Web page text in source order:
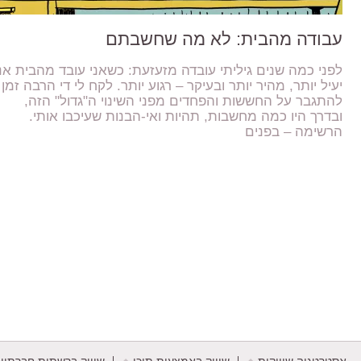
עבודה מהבית: לא מה שחשבתם
לפני כמה שנים גיליתי עובדה מזעזעת: כשאני עובד מהבית
יעיל יותר, מהיר יותר ובעיקר – רגוע יותר. לקח לי די הרבה זמן
להתגבר על החששות והפחדים מפני השינוי ה"גדול" הזה,
ובדרך היו כמה מחשבות, תהיות ואי-הבנות שעיכבו אותי.
הרשימה – בפנים